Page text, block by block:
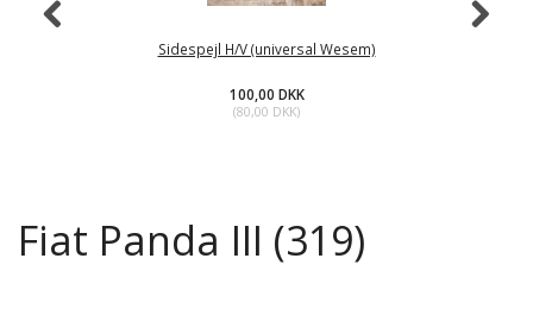
Sidespejl H/V (universal Wesem)
100,00 DKK
(80,00 DKK)
Fiat Panda III (319)